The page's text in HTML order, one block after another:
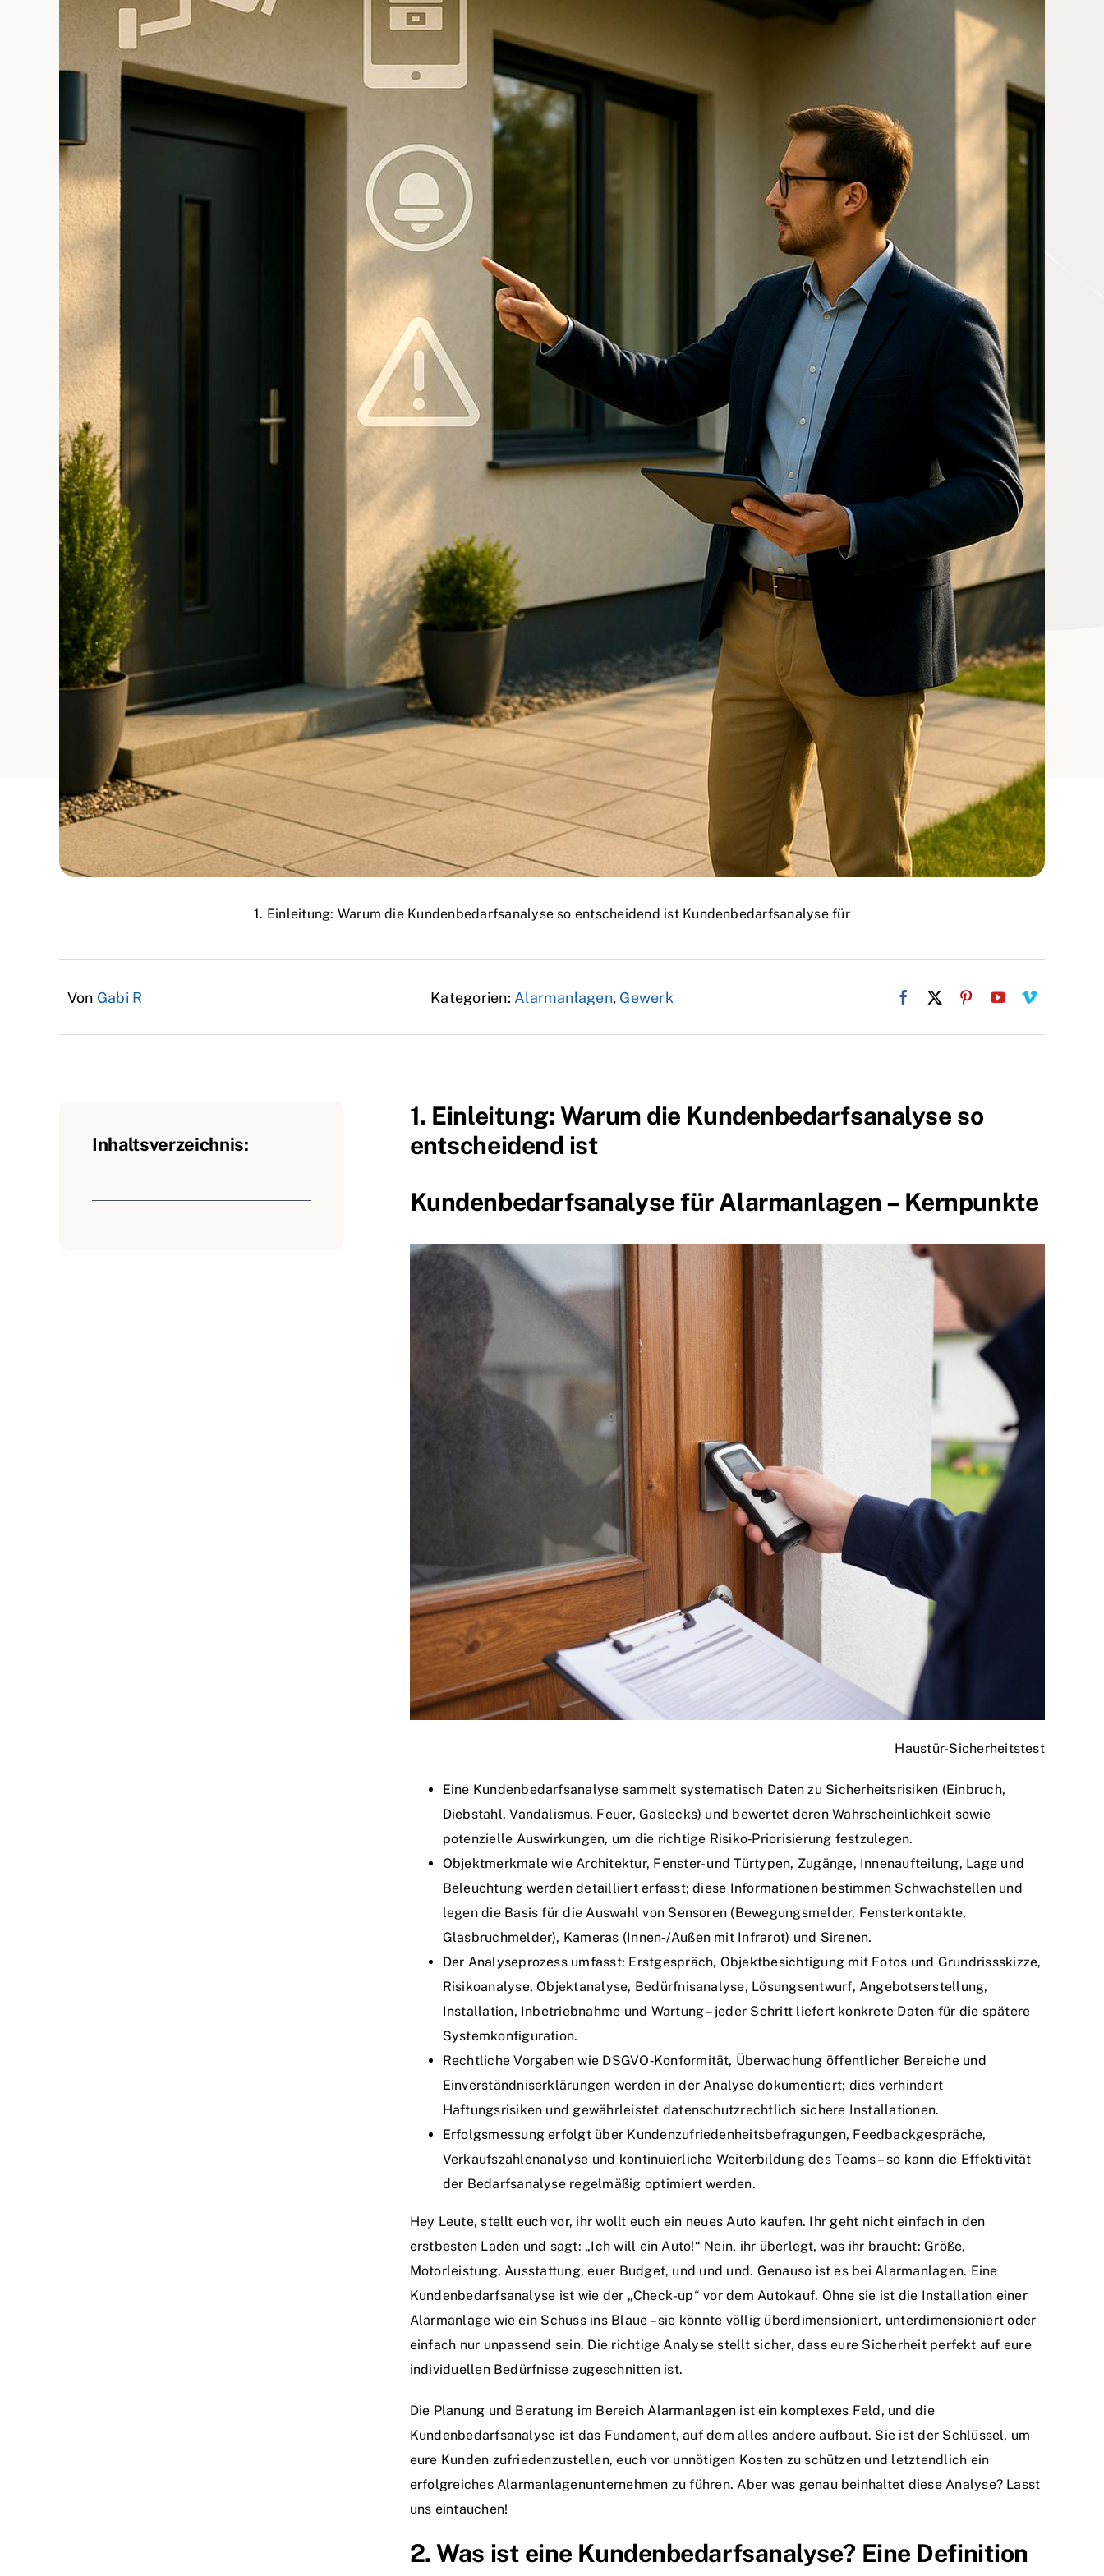
1. Einleitung: Warum die Kundenbedarfsanalyse so entscheidend ist Kundenbedarfsanalyse für
Von Gabi R Kategorien: Alarmanlagen, Gewerk
Inhaltsverzeichnis:
1. Einleitung: Warum die Kundenbedarfsanalyse so
entscheidend ist
Kundenbedarfsanalyse für Alarmanlagen – Kernpunkte
Haustür-Sicherheitstest
Eine Kundenbedarfsanalyse sammelt systematisch Daten zu Sicherheitsrisiken (Einbruch,
Diebstahl, Vandalismus, Feuer, Gaslecks) und bewertet deren Wahrscheinlichkeit sowie
potenzielle Auswirkungen, um die richtige Risiko‑Priorisierung festzulegen.
Objektmerkmale wie Architektur, Fenster- und Türtypen, Zugänge, Innenaufteilung, Lage und
Beleuchtung werden detailliert erfasst; diese Informationen bestimmen Schwachstellen und
legen die Basis für die Auswahl von Sensoren (Bewegungsmelder, Fensterkontakte,
Glasbruchmelder), Kameras (Innen‑/Außen mit Infrarot) und Sirenen.
Der Analyseprozess umfasst: Erstgespräch, Objektbesichtigung mit Fotos und Grundrissskizze,
Risikoanalyse, Objektanalyse, Bedürfnisanalyse, Lösungsentwurf, Angebotserstellung,
Installation, Inbetriebnahme und Wartung – jeder Schritt liefert konkrete Daten für die spätere
Systemkonfiguration.
Rechtliche Vorgaben wie DSGVO‑Konformität, Überwachung öffentlicher Bereiche und
Einverständniserklärungen werden in der Analyse dokumentiert; dies verhindert
Haftungsrisiken und gewährleistet datenschutzrechtlich sichere Installationen.
Erfolgsmessung erfolgt über Kundenzufriedenheitsbefragungen, Feedbackgespräche,
Verkaufszahlenanalyse und kontinuierliche Weiterbildung des Teams – so kann die Effektivität
der Bedarfsanalyse regelmäßig optimiert werden.
Hey Leute, stellt euch vor, ihr wollt euch ein neues Auto kaufen. Ihr geht nicht einfach in den
erstbesten Laden und sagt: „Ich will ein Auto!“ Nein, ihr überlegt, was ihr braucht: Größe,
Motorleistung, Ausstattung, euer Budget, und und und. Genauso ist es bei Alarmanlagen. Eine
Kundenbedarfsanalyse ist wie der „Check-up“ vor dem Autokauf. Ohne sie ist die Installation einer
Alarmanlage wie ein Schuss ins Blaue – sie könnte völlig überdimensioniert, unterdimensioniert oder
einfach nur unpassend sein. Die richtige Analyse stellt sicher, dass eure Sicherheit perfekt auf eure
individuellen Bedürfnisse zugeschnitten ist.
Die Planung und Beratung im Bereich Alarmanlagen ist ein komplexes Feld, und die
Kundenbedarfsanalyse ist das Fundament, auf dem alles andere aufbaut. Sie ist der Schlüssel, um
eure Kunden zufriedenzustellen, euch vor unnötigen Kosten zu schützen und letztendlich ein
erfolgreiches Alarmanlagenunternehmen zu führen. Aber was genau beinhaltet diese Analyse? Lasst
uns eintauchen!
2. Was ist eine Kundenbedarfsanalyse? Eine Definition